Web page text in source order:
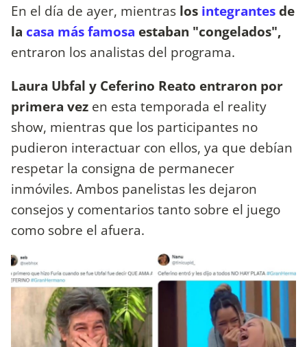
En el día de ayer, mientras los integrantesde
la casa más famosa estaban "congelados",
entraron los analistas del programa.
Laura Ubfal y Ceferino Reato entraron por
primera vez en esta temporada el reality
show, mientras que los participantes no
pudieron interactuar con ellos, ya que debían
respetar la consigna de permanecer
inmóviles. Ambos panelistas les dejaron
consejos y comentarios tanto sobre el juego
como sobre el afuera.